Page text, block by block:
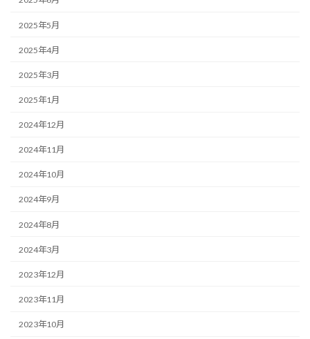
2025年5月
2025年4月
2025年3月
2025年1月
2024年12月
2024年11月
2024年10月
2024年9月
2024年8月
2024年3月
2023年12月
2023年11月
2023年10月